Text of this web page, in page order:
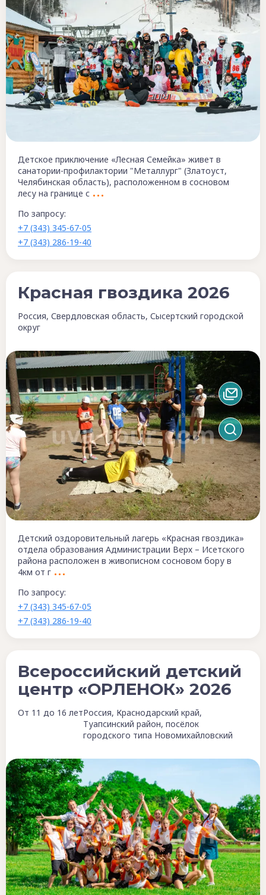
Детское приключение «Лесная Семейка» живет в
санатории-профилактории "Металлург" (Златоуст,
Челябинская область), расположенном в сосновом
лесу на границе с
По запросу:
+7 (343) 345-67-05
+7 (343) 286-19-40
Красная гвоздика 2026
Россия, Свердловская область, Сысертский городской
округ
Детский оздоровительный лагерь «Красная гвоздика»
отдела образования Администрации Верх – Исетского
района расположен в живописном сосновом бору в
4км от г
По запросу:
+7 (343) 345-67-05
+7 (343) 286-19-40
Всероссийский детский
центр «ОРЛЕНОК» 2026
От 11 до 16 летРоссия, Краснодарский край,
Туапсинский район, посёлок
городского типа Новомихайловский